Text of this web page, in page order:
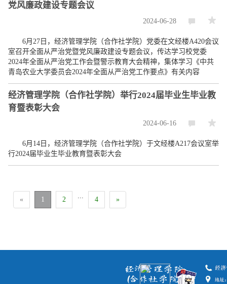
党风廉政建设专题会议
2024-06-28
6月27日，经济管理学院（合作社学院）党委在文经楼A420会议
室召开全面从严治党暨党风廉政建设专题会议，传达学习校党委
2024年全面从严治党工作会暨警示教育大会精神，集体学习《中共
青岛农业大学委员会2024年全面从严治党工作要点》有关内容
经济管理学院（合作社学院）举行2024届毕业生毕业教
育暨表彰大会
2024-06-16
6月14日，经济管理学院（合作社学院）于文经楼A217会议室举
行2024届毕业生毕业教育暨表彰大会
« 1 2 4 »